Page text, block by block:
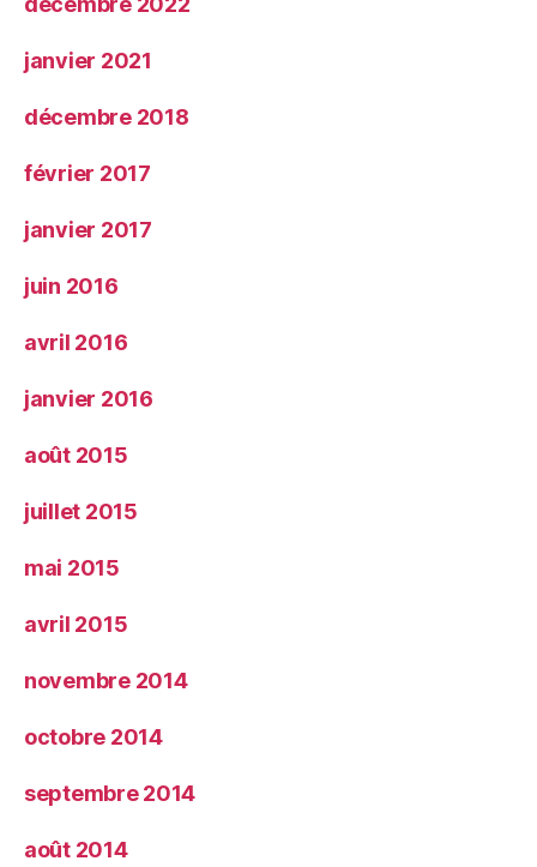
janvier 2021
décembre 2018
février 2017
janvier 2017
juin 2016
avril 2016
janvier 2016
août 2015
juillet 2015
mai 2015
avril 2015
novembre 2014
octobre 2014
septembre 2014
août 2014